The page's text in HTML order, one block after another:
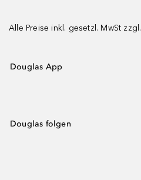
Alle Preise inkl. gesetzl. MwSt zzgl.
Douglas App
Douglas folgen